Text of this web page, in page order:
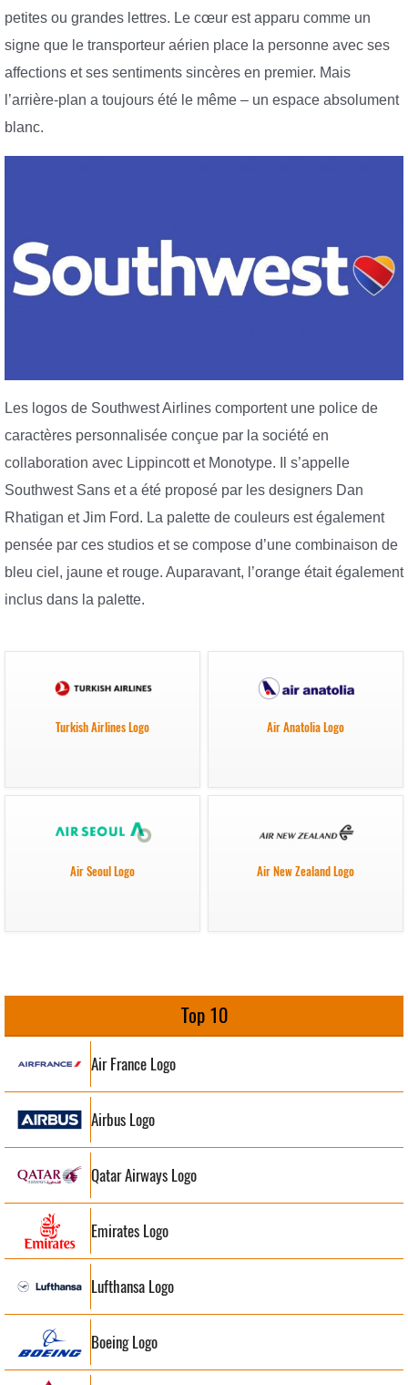
petites ou grandes lettres. Le cœur est apparu comme un
signe que le transporteur aérien place la personne avec ses
affections et ses sentiments sincères en premier. Mais
l’arrière-plan a toujours été le même – un espace absolument
blanc.
Les logos de Southwest Airlines comportent une police de
caractères personnalisée conçue par la société en
collaboration avec Lippincott et Monotype. Il s’appelle
Southwest Sans et a été proposé par les designers Dan
Rhatigan et Jim Ford. La palette de couleurs est également
pensée par ces studios et se compose d’une combinaison de
bleu ciel, jaune et rouge. Auparavant, l’orange était également
inclus dans la palette.
Turkish Airlines Logo Air Anatolia Logo
Air Seoul Logo Air New Zealand Logo
Top 10
Air France Logo
Airbus Logo
Qatar Airways Logo
Emirates Logo
Lufthansa Logo
Boeing Logo